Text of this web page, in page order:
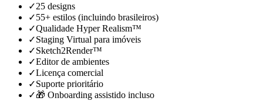
✓25 designs
✓55+ estilos (incluindo brasileiros)
✓Qualidade Hyper Realism™
✓Staging Virtual para imóveis
✓Sketch2Render™
✓Editor de ambientes
✓Licença comercial
✓Suporte prioritário
✓🎁 Onboarding assistido incluso